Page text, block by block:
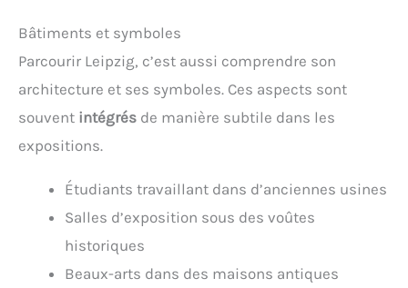
Bâtiments et symboles
Parcourir Leipzig, c’est aussi comprendre son
architecture et ses symboles. Ces aspects sont
souvent intégrés de manière subtile dans les
expositions.
Étudiants travaillant dans d’anciennes usines
Salles d’exposition sous des voûtes
historiques
Beaux-arts dans des maisons antiques